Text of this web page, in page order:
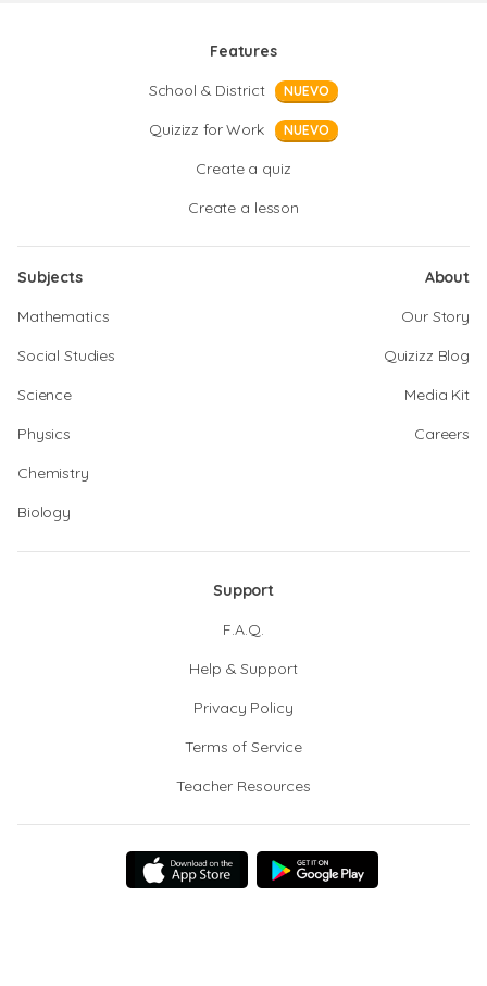
Features
School & District
NUEVO
Quizizz for Work NUEVO
Create a quiz
Create a lesson
Subjects
Mathematics
Social Studies
Science
Physics
Chemistry
Biology
About
Our Story
Quizizz Blog
Media Kit
Careers
Support
F.A.Q.
Help & Support
Privacy Policy
Terms of Service
Teacher Resources